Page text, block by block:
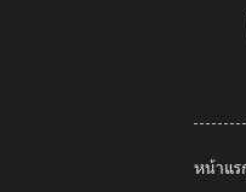
หน้าแร